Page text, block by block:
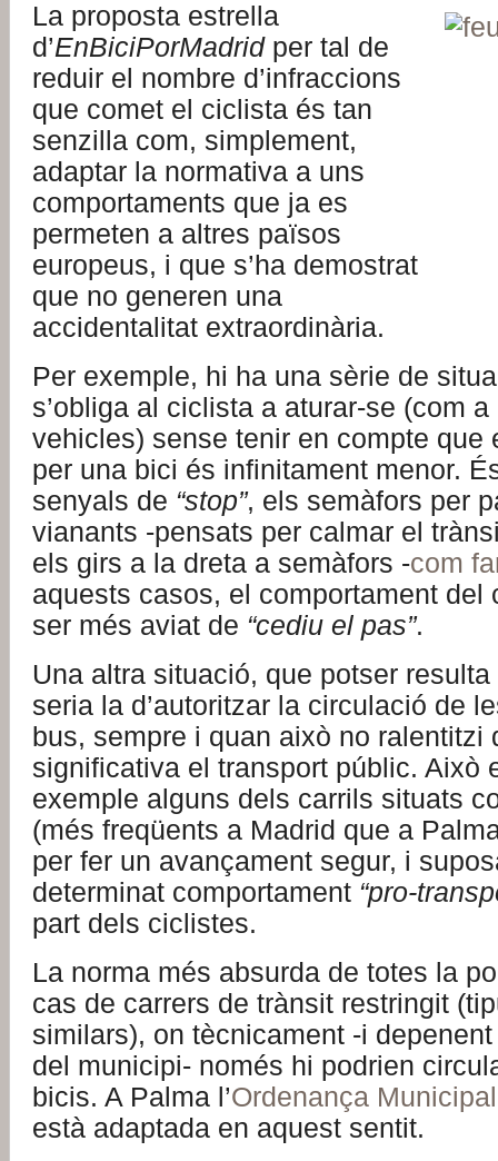
La proposta estrella
d’EnBiciPorMadridper tal de
reduir el nombre d’infraccions
que comet el ciclista és tan
senzilla com, simplement,
adaptar la normativa a uns
comportaments que ja es
permeten a altres països
europeus, i que s’ha demostrat
que no generen una
accidentalitat extraordinària.
Per exemple, hi ha una sèrie de
s’obliga al ciclista a aturar-se (com
vehicles) sense tenir en compte que
per una bici és infinitament menor.
senyals de “stop”, els semàfors per
vianants -pensats per calmar el
els girs a la dreta a semàfors -com
aquests casos, el comportament del
ser més aviat de “cediu el pas”.
Una altra situació, que potser
seria la d’autoritzar la circulació de
bus, sempre i quan això no ralentitzi
significativa el transport públic. Això
exemple alguns dels carrils situats
(més freqüents a Madrid que a
per fer un avançament segur, i
determinat comportament “pro-
part dels ciclistes.
La norma més absurda de totes la
cas de carrers de trànsit restringit
similars), on tècnicament -i depenent
del municipi- només hi podrien
bicis. A Palma l’Ordenança
està adaptada en aquest sentit.